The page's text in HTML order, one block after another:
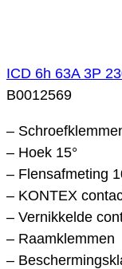
ICD 6h 63A 3P
B0012569
–
– Hoek 15°
– Flensafmeting
– KONTEX
– Vernikkelde
– Raamklemmen
–